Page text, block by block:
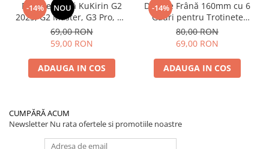
-14% NOU
Plăcuțe Frână KuKirin G2
2025, G2 Master, G3 Pro, G4
– Set 2 Bucăți (Față sau
Spate) Premium
69,00 RON
59,00 RON
ADAUGA IN COS
-14%
Disc de Frână 160mm cu 6
Găuri pentru Trotinete
Electrice KuKirin G4 (Model
2025) și KuKirin G2 –
Performanță Premium
80,00 RON
69,00 RON
ADAUGA IN COS
CUMPĂRĂ ACUM
Newsletter Nu rata ofertele si promotiile noastre